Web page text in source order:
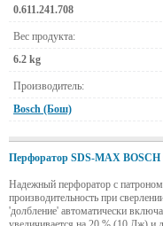
0.611.241.708
Вес продукта:
6.2 kg
Производитель:
Bosch (Бош)
Перфоратор SDS-MAX BOSCH
Надежный перфоратор с
производительность при
'долбление' автоматически